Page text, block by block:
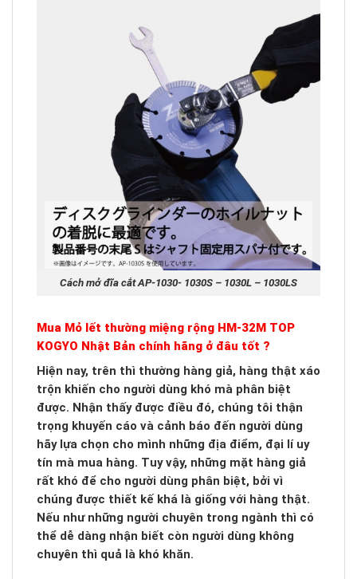
Cách mở đĩa cắt AP-1030- 1030S – 1030L – 1030LS
Mua Mỏ lết thường miệng rộng HM-32M TOP
KOGYO Nhật Bản chính hãng ở đâu tốt ?
Hiện nay, trên thì thường hàng giả, hàng thật xáo
trộn khiến cho người dùng khó mà phân biệt
được. Nhận thấy được điều đó, chúng tôi thận
trọng khuyến cáo và cảnh báo đến người dùng
hãy lựa chọn cho mình những địa điểm, đại lí uy
tín mà mua hàng. Tuy vậy, những mặt hàng giả
rất khó để cho người dùng phân biệt, bởi vì
chúng được thiết kế khá là giống với hàng thật.
Nếu như những người chuyên trong ngành thì có
thể dễ dàng nhận biết còn người dùng không
chuyên thì quả là khó khăn.